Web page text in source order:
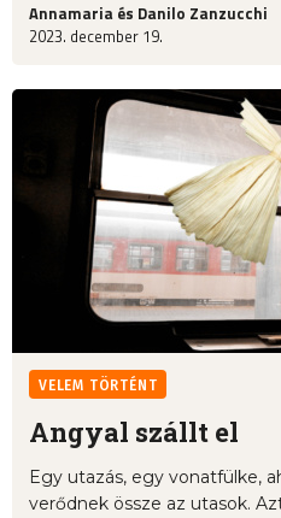
Annamaria és Danilo Zanzucchi
2023. december 19.
VELEM TÖRTÉNT
Angyal szállt el
Egy utazás, egy vonatfülke,
verődnek össze az utasok.